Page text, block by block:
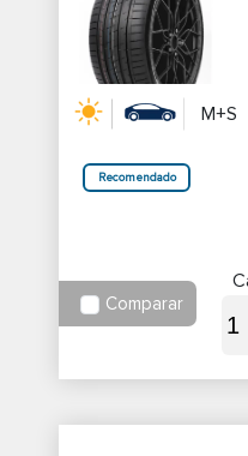
M+S
Recomendado
Comparar